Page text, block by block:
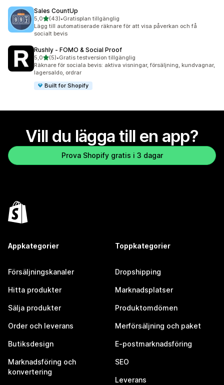
Sales CountUp
5,0av 5 stjärnor
(43)
43 recensioner totalt
•Gratisplan tillgänglig
Lägg till automatiserade räknare för att visa påverkan och få
socialt bevis
Rushly ‑ FOMO & Social Proof
5,0av 5 stjärnor
(5)
5 recensioner totalt
•Gratis testversion tillgänglig
Räknare för sociala bevis: aktiva visningar, försäljning, kundvagnar,
lagersaldo, ordrar
Built for Shopify
Vill du lägga till en app?
Prova Shopify gratis i 3 dagar
Appkategorier
Försäljningskanaler
Hitta produkter
Sälja produkter
Order och leverans
Butiksdesign
Marknadsföring och
konvertering
Toppkategorier
Dropshipping
Marknadsplatser
Produktomdömen
Merförsäljning och paket
E-postmarknadsföring
SEO
Leverans